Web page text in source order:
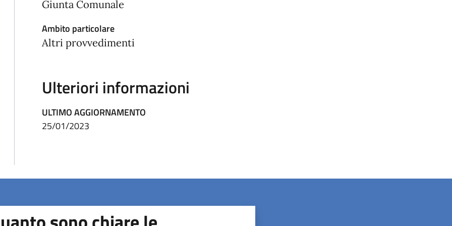
Giunta Comunale
Ambito particolare
Altri provvedimenti
Ulteriori informazioni
ULTIMO AGGIORNAMENTO
25/01/2023